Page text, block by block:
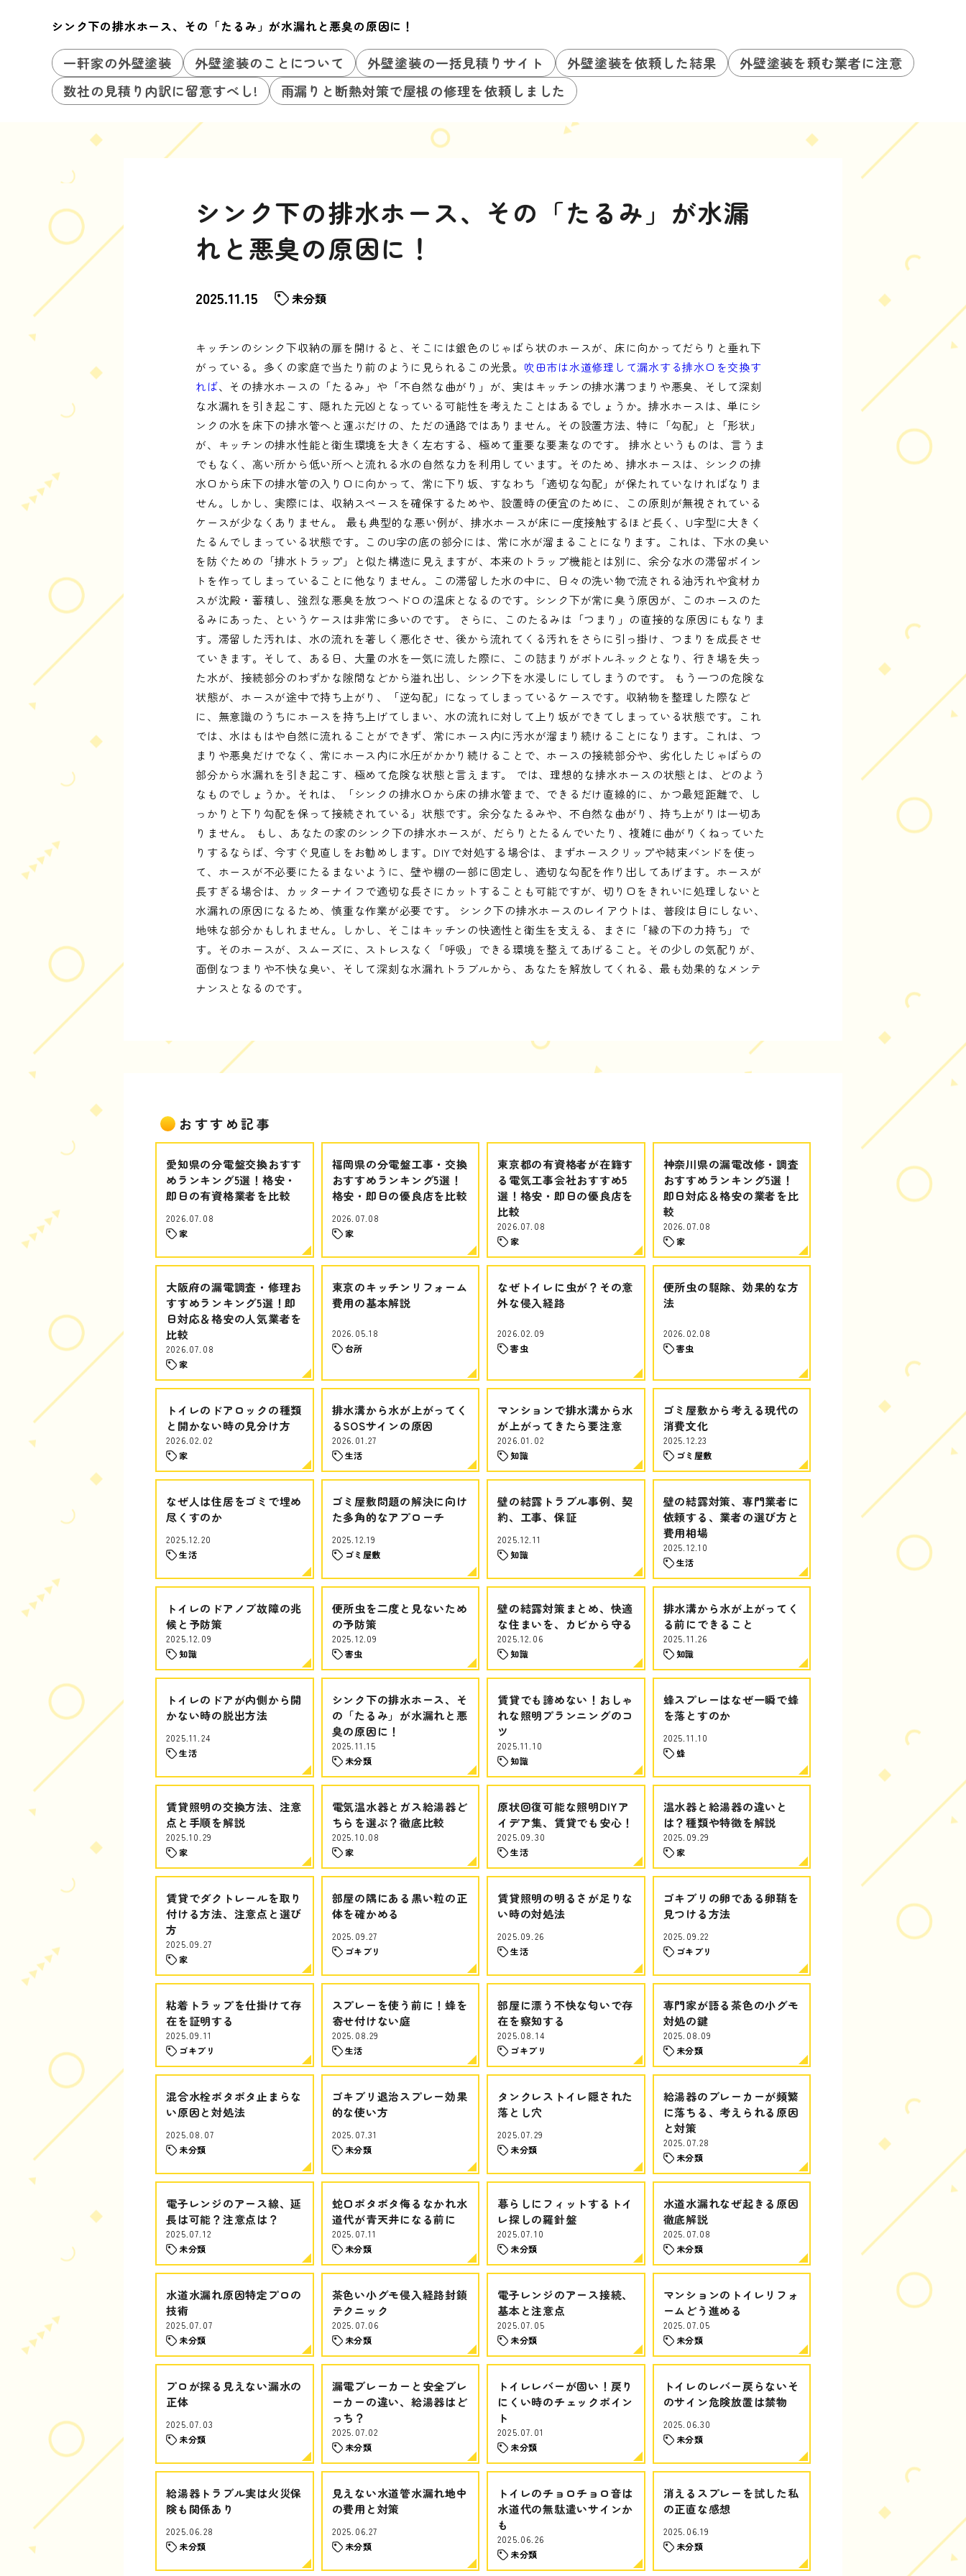
シンク下の排水ホース、その「たるみ」が水漏れと悪臭の原因に！
一軒家の外壁塗装 外壁塗装のことについて 外壁塗装の一括見積りサイト 外壁塗装を依頼した結果
外壁塗装を頼む業者に注意
数社の見積り内訳に留意すべし!
雨漏りと断熱対策で屋根の修理を依頼しました
シンク下の排水ホース、その「たるみ」が水漏
れと悪臭の原因に！
2025.11.15 未分類
キッチンのシンク下収納の扉を開けると、そこには銀色のじゃばら状のホースが、床に向かってだらりと垂れ下
がっている。多くの家庭で当たり前のように見られるこの光景。 吹田市は水道修理して漏水する排水口を交換す
れば、その排水ホースの「たるみ」や「不自然な曲がり」が、実はキッチンの排水溝つまりや悪臭、そして深刻
な水漏れを引き起こす、隠れた元凶となっている可能性を考えたことはあるでしょうか。排水ホースは、単にシ
ンクの水を床下の排水管へと運ぶだけの、ただの通路ではありません。その設置方法、特に「勾配」と「形状」
が、キッチンの排水性能と衛生環境を大きく左右する、極めて重要な要素なのです。 排水というものは、言うま
でもなく、高い所から低い所へと流れる水の自然な力を利用しています。そのため、排水ホースは、シンクの排
水口から床下の排水管の入り口に向かって、常に下り坂、すなわち「適切な勾配」が保たれていなければなりま
せん。しかし、実際には、収納スペースを確保するためや、設置時の便宜のために、この原則が無視されている
ケースが少なくありません。 最も典型的な悪い例が、排水ホースが床に一度接触するほど長く、U字型に大きく
たるんでしまっている状態です。このU字の底の部分には、常に水が溜まることになります。これは、下水の臭い
を防ぐための「排水トラップ」と似た構造に見えますが、本来のトラップ機能とは別に、余分な水の滞留ポイン
トを作ってしまっていることに他なりません。この滞留した水の中に、日々の洗い物で流される油汚れや食材カ
スが沈殿・蓄積し、強烈な悪臭を放つヘドロの温床となるのです。シンク下が常に臭う原因が、このホースのた
るみにあった、というケースは非常に多いのです。 さらに、このたるみは「つまり」の直接的な原因にもなりま
す。滞留した汚れは、水の流れを著しく悪化させ、後から流れてくる汚れをさらに引っ掛け、つまりを成長させ
ていきます。そして、ある日、大量の水を一気に流した際に、この詰まりがボトルネックとなり、行き場を失っ
た水が、接続部分のわずかな隙間などから溢れ出し、シンク下を水浸しにしてしまうのです。 もう一つの危険な
状態が、ホースが途中で持ち上がり、「逆勾配」になってしまっているケースです。収納物を整理した際など
に、無意識のうちにホースを持ち上げてしまい、水の流れに対して上り坂ができてしまっている状態です。これ
では、水はもはや自然に流れることができず、常にホース内に汚水が溜まり続けることになります。これは、つ
まりや悪臭だけでなく、常にホース内に水圧がかかり続けることで、ホースの接続部分や、劣化したじゃばらの
部分から水漏れを引き起こす、極めて危険な状態と言えます。 では、理想的な排水ホースの状態とは、どのよう
なものでしょうか。それは、「シンクの排水口から床の排水管まで、できるだけ直線的に、かつ最短距離で、し
っかりと下り勾配を保って接続されている」状態です。余分なたるみや、不自然な曲がり、持ち上がりは一切あ
りません。 もし、あなたの家のシンク下の排水ホースが、だらりとたるんでいたり、複雑に曲がりくねっていた
りするならば、今すぐ見直しをお勧めします。DIYで対処する場合は、まずホースクリップや結束バンドを使っ
て、ホースが不必要にたるまないように、壁や棚の一部に固定し、適切な勾配を作り出してあげます。ホースが
長すぎる場合は、カッターナイフで適切な長さにカットすることも可能ですが、切り口をきれいに処理しないと
水漏れの原因になるため、慎重な作業が必要です。 シンク下の排水ホースのレイアウトは、普段は目にしない、
地味な部分かもしれません。しかし、そこはキッチンの快適性と衛生を支える、まさに「縁の下の力持ち」で
す。そのホースが、スムーズに、ストレスなく「呼吸」できる環境を整えてあげること。その少しの気配りが、
面倒なつまりや不快な臭い、そして深刻な水漏れトラブルから、あなたを解放してくれる、最も効果的なメンテ
ナンスとなるのです。
おすすめ記事
愛知県の分電盤交換おすす
めランキング5選！格安・
即日の有資格業者を比較
2026.07.08
家
福岡県の分電盤工事・交換
おすすめランキング5選！
格安・即日の優良店を比較
2026.07.08
家
東京都の有資格者が在籍す
る電気工事会社おすすめ5
選！格安・即日の優良店を
比較
2026.07.08
家
神奈川県の漏電改修・調査
おすすめランキング5選！
即日対応＆格安の業者を比
較
2026.07.08
家
大阪府の漏電調査・修理お
すすめランキング5選！即
日対応＆格安の人気業者を
比較
2026.07.08
家
東京のキッチンリフォーム
費用の基本解説
2026.05.18
台所
なぜトイレに虫が？その意
外な侵入経路
2026.02.09
害虫
便所虫の駆除、効果的な方
法
2026.02.08
害虫
トイレのドアロックの種類
と開かない時の見分け方
2026.02.02
家
排水溝から水が上がってく
るSOSサインの原因
2026.01.27
生活
マンションで排水溝から水
が上がってきたら要注意
2026.01.02
知識
ゴミ屋敷から考える現代の
消費文化
2025.12.23
ゴミ屋敷
なぜ人は住居をゴミで埋め
尽くすのか
2025.12.20
生活
ゴミ屋敷問題の解決に向け
た多角的なアプローチ
2025.12.19
ゴミ屋敷
壁の結露トラブル事例、契
約、工事、保証
2025.12.11
知識
壁の結露対策、専門業者に
依頼する、業者の選び方と
費用相場
2025.12.10
生活
トイレのドアノブ故障の兆
候と予防策
2025.12.09
知識
便所虫を二度と見ないため
の予防策
2025.12.09
害虫
壁の結露対策まとめ、快適
な住まいを、カビから守る
2025.12.06
知識
排水溝から水が上がってく
る前にできること
2025.11.26
知識
トイレのドアが内側から開
かない時の脱出方法
2025.11.24
生活
シンク下の排水ホース、そ
の「たるみ」が水漏れと悪
臭の原因に！
2025.11.15
未分類
賃貸でも諦めない！おしゃ
れな照明プランニングのコ
ツ
2025.11.10
知識
蜂スプレーはなぜ一瞬で蜂
を落とすのか
2025.11.10
蜂
賃貸照明の交換方法、注意
点と手順を解説
2025.10.29
家
電気温水器とガス給湯器ど
ちらを選ぶ？徹底比較
2025.10.08
家
原状回復可能な照明DIYア
イデア集、賃貸でも安心！
2025.09.30
生活
温水器と給湯器の違いと
は？種類や特徴を解説
2025.09.29
家
賃貸でダクトレールを取り
付ける方法、注意点と選び
方
2025.09.27
家
部屋の隅にある黒い粒の正
体を確かめる
2025.09.27
ゴキブリ
賃貸照明の明るさが足りな
い時の対処法
2025.09.26
生活
ゴキブリの卵である卵鞘を
見つける方法
2025.09.22
ゴキブリ
粘着トラップを仕掛けて存
在を証明する
2025.09.11
ゴキブリ
スプレーを使う前に！蜂を
寄せ付けない庭
2025.08.29
生活
部屋に漂う不快な匂いで存
在を察知する
2025.08.14
ゴキブリ
専門家が語る茶色の小グモ
対処の鍵
2025.08.09
未分類
混合水栓ポタポタ止まらな
い原因と対処法
2025.08.07
未分類
ゴキブリ退治スプレー効果
的な使い方
2025.07.31
未分類
タンクレストイレ隠された
落とし穴
2025.07.29
未分類
給湯器のブレーカーが頻繁
に落ちる、考えられる原因
と対策
2025.07.28
未分類
電子レンジのアース線、延
長は可能？注意点は？
2025.07.12
未分類
蛇口ポタポタ侮るなかれ水
道代が青天井になる前に
2025.07.11
未分類
暮らしにフィットするトイ
レ探しの羅針盤
2025.07.10
未分類
水道水漏れなぜ起きる原因
徹底解説
2025.07.08
未分類
水道水漏れ原因特定プロの
技術
2025.07.07
未分類
茶色い小グモ侵入経路封鎖
テクニック
2025.07.06
未分類
電子レンジのアース接続、
基本と注意点
2025.07.05
未分類
マンションのトイレリフォ
ームどう進める
2025.07.05
未分類
プロが探る見えない漏水の
正体
2025.07.03
未分類
漏電ブレーカーと安全ブレ
ーカーの違い、給湯器はど
っち？
2025.07.02
未分類
トイレレバーが固い！戻り
にくい時のチェックポイン
ト
2025.07.01
未分類
トイレのレバー戻らないそ
のサイン危険放置は禁物
2025.06.30
未分類
給湯器トラブル実は火災保
険も関係あり
2025.06.28
未分類
見えない水道管水漏れ地中
の費用と対策
2025.06.27
未分類
トイレのチョロチョロ音は
水道代の無駄遣いサインか
も
2025.06.26
未分類
消えるスプレーを試した私
の正直な感想
2025.06.19
未分類